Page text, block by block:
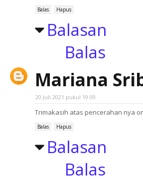
Balas Hapus
Balasan
Balas
Mariana
20 Juli 2021 pukul 19.09
Trimakasih atas pencerahan nya
Balas Hapus
Balasan
Balas